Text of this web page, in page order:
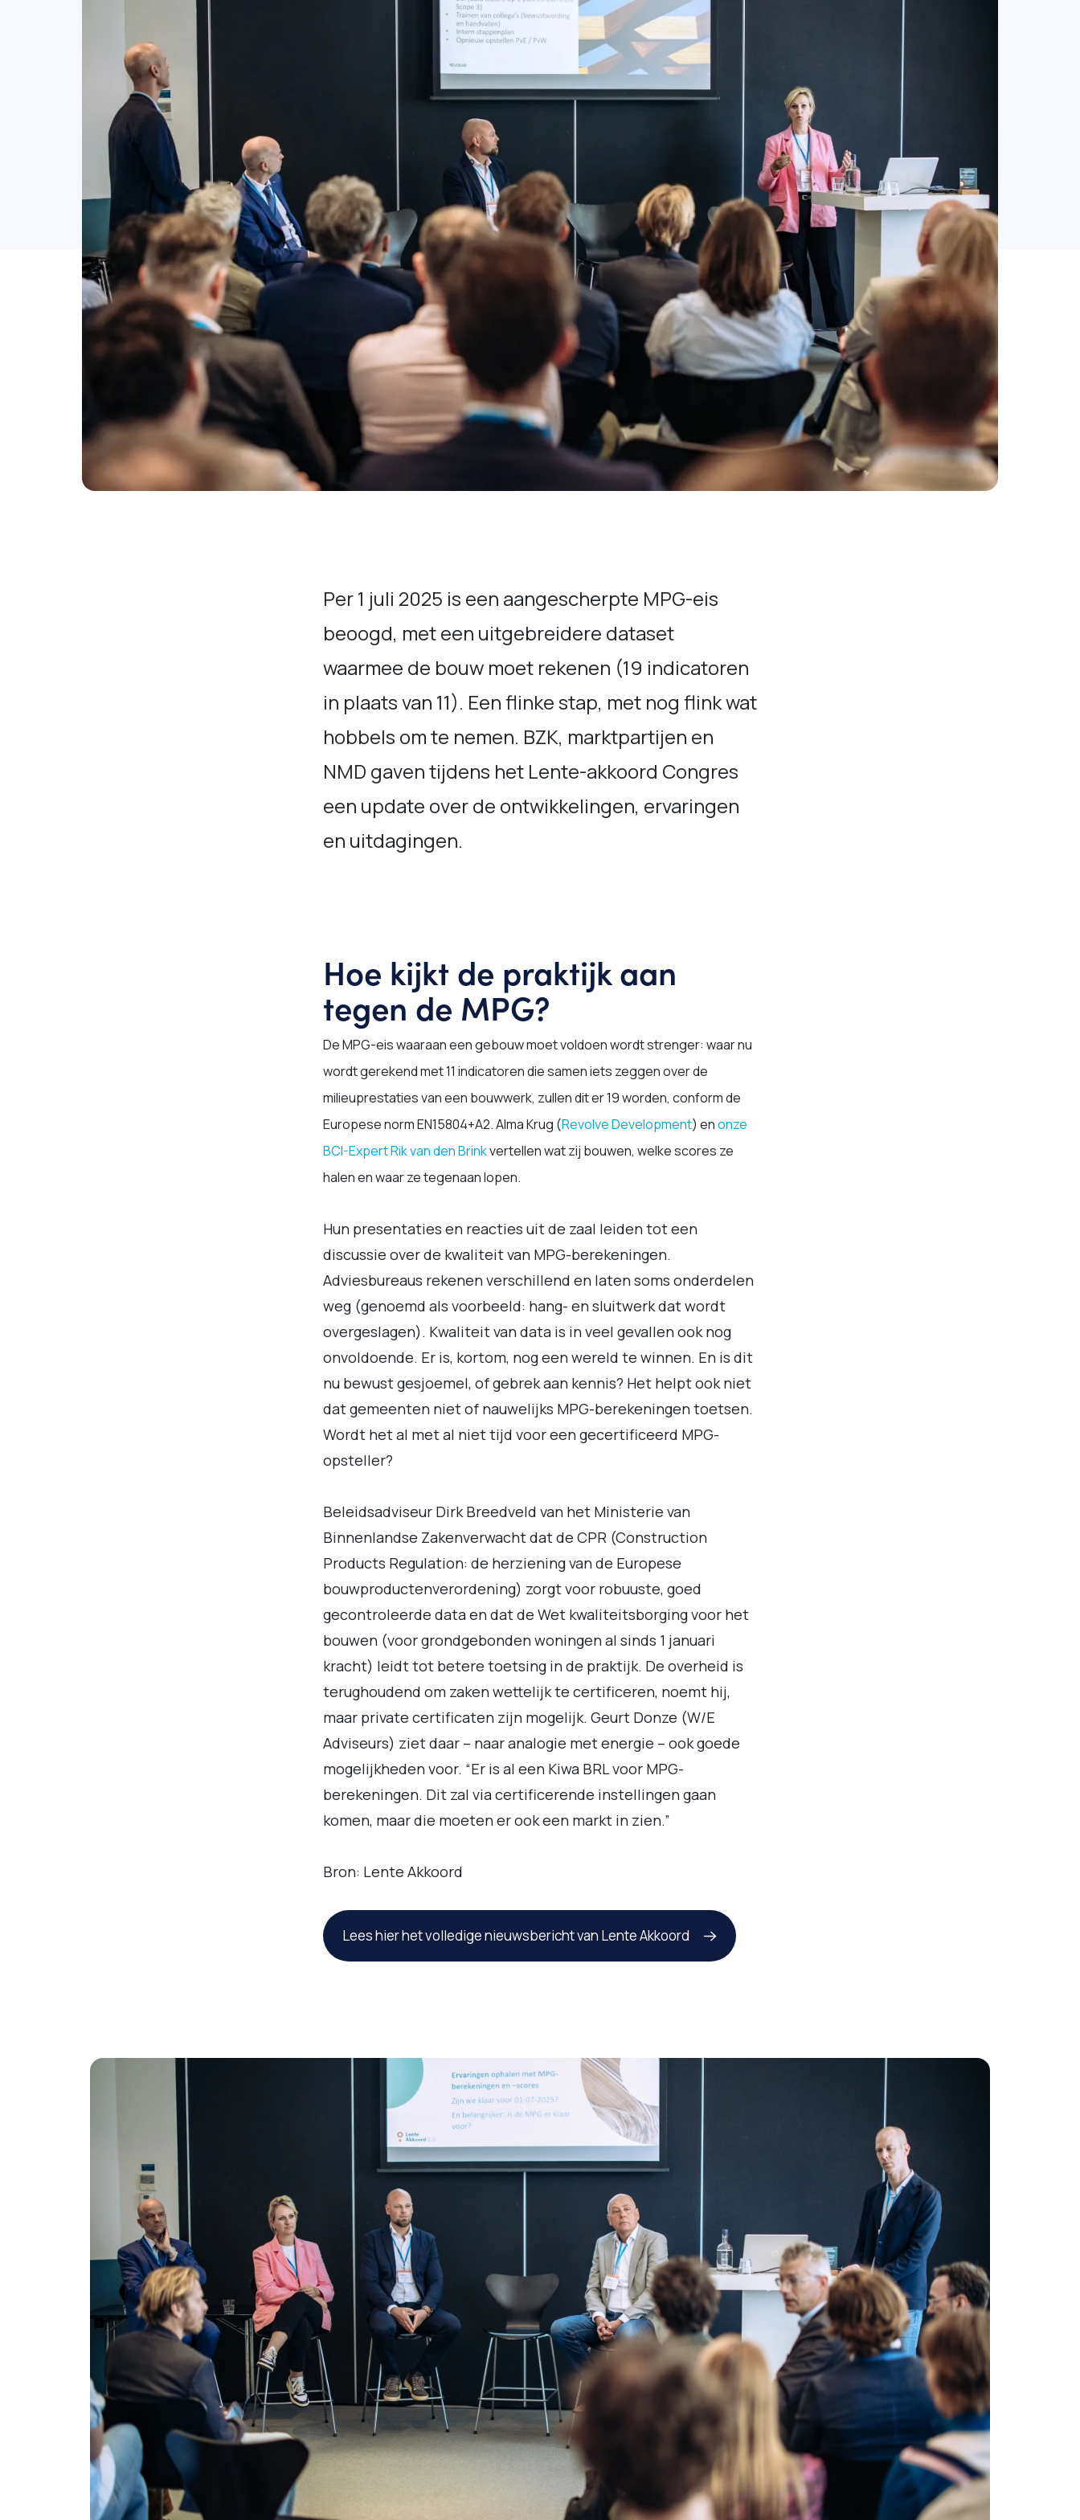
Per 1 juli 2025 is een aangescherpte MPG-eis
beoogd, met een uitgebreidere dataset
waarmee de bouw moet rekenen (19 indicatoren
in plaats van 11). Een flinke stap, met nog flink wat
hobbels om te nemen. BZK, marktpartijen en
NMD gaven tijdens het Lente-akkoord Congres
een update over de ontwikkelingen, ervaringen
en uitdagingen.
Hoe kijkt de praktijk aan
tegen de MPG?
De MPG-eis waaraan een gebouw moet voldoen wordt strenger: waar nu
wordt gerekend met 11 indicatoren die samen iets zeggen over de
milieuprestaties van een bouwwerk, zullen dit er 19 worden, conform de
Europese norm EN15804+A2.Alma Krug (Revolve Development) enonze
BCI-Expert Rik van den Brinkvertellen wat zij bouwen, welke scores ze
halen en waar ze tegenaan lopen.
Hun presentaties en reacties uit de zaal leiden tot een
discussie over de kwaliteit van MPG-berekeningen.
Adviesbureaus rekenen verschillend en laten soms onderdelen
weg (genoemd als voorbeeld: hang- en sluitwerk dat wordt
overgeslagen). Kwaliteit van data is in veel gevallen ook nog
onvoldoende. Er is, kortom, nog een wereld te winnen. En is dit
nu bewust gesjoemel, of gebrek aan kennis? Het helpt ook niet
dat gemeenten niet of nauwelijks MPG-berekeningen toetsen.
Wordt het al met al niet tijd voor een gecertificeerd MPG-
opsteller?
Beleidsadviseur Dirk Breedveld van het Ministerie van
Binnenlandse Zakenverwacht dat de CPR (Construction
Products Regulation: de herziening van de Europese
bouwproductenverordening) zorgt voor robuuste, goed
gecontroleerde data en dat de Wet kwaliteitsborging voor het
bouwen (voor grondgebonden woningen al sinds 1 januari
kracht) leidt tot betere toetsing in de praktijk. De overheid is
terughoudend om zaken wettelijk te certificeren, noemt hij,
maar private certificaten zijn mogelijk. Geurt Donze (W/E
Adviseurs) ziet daar – naar analogie met energie – ook goede
mogelijkheden voor. “Er is al een Kiwa BRL voor MPG-
berekeningen. Dit zal via certificerende instellingen gaan
komen, maar die moeten er ook een markt in zien.”
Bron: Lente Akkoord
Lees hier het volledige nieuwsbericht van Lente Akkoord